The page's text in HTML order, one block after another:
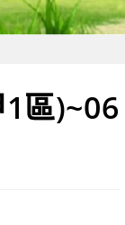
區)~06